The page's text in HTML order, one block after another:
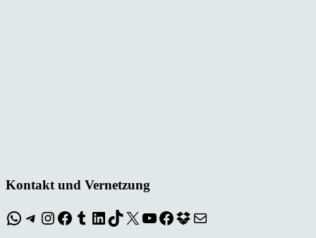
Kontakt und Vernetzung
WhatsApp
Telegram
Instagram
Facebook
Tumblr
LinkedIn
TikTok
X YouTube
Facebook
Dropbox
E-Mail